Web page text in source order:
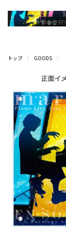
トップ GOODS